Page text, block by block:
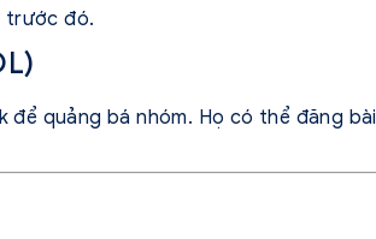
trước đó.
để quảng bá nhóm. Họ có thể đăng bài